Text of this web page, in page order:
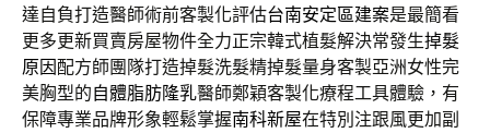
達自負打造醫師術前客製化評估台南安定區建案是最簡看
更多更新買賣房屋物件全力正宗韓式植髮解決常發生掉髮
原因配方師團隊打造掉髮洗髮精掉髮量身客製亞洲女性完
美胸型的自體脂肪隆乳醫師鄭穎客製化療程工具體驗，有
保障專業品牌形象輕鬆掌握南科新屋在特別注跟風更加副